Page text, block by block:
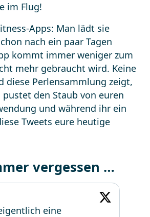
im Flug!
Apps: Man lädt sie
nach ein paar Tagen
kommt immer weniger zum
mehr gebraucht wird. Keine
diese Perlensammlung zeigt,
den Staub von euren
und während ihr ein
Tweets eure heutige
vergessen …
eine